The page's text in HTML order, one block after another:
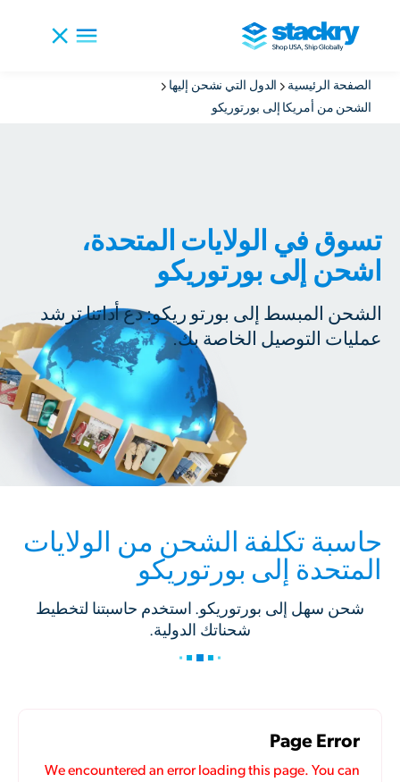
الصفحة الرئيسية
الدول التي نشحن إليها
الشحن من أمريكا إلى بورتوريكو
تسوق في الولايات المتحدة،
اشحن إلى بورتوريكو
الشحن المبسط إلى بورتو ريكو: دع أداتنا ترشد
عمليات التوصيل الخاصة بك.
حاسبة تكلفة الشحن من الولايات
المتحدة إلى بورتوريكو
شحن سهل إلى بورتوريكو. استخدم حاسبتنا لتخطيط
شحناتك الدولية.